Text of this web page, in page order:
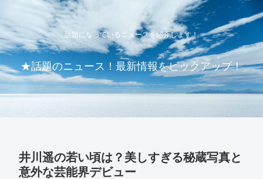
話題になっているニュースを紹介します！
★話題のニュース！最新情報をピックアップ！
井川遥の若い頃は？美しすぎる秘蔵写真と
意外な芸能界デビュー